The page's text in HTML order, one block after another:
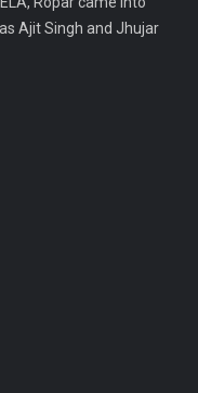
Ajit Singh and Jhujar